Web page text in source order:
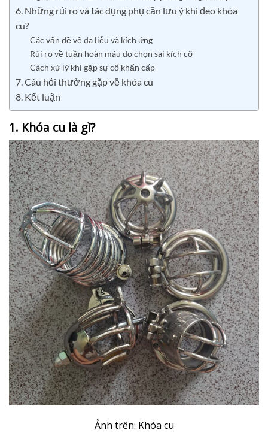
6. Những rủi ro và tác dụng phụ cần lưu ý khi đeo khóa
cu?
Các vấn đề về da liễu và kích ứng
Rủi ro về tuần hoàn máu do chọn sai kích cỡ
Cách xử lý khi gặp sự cố khẩn cấp
7. Câu hỏi thường gặp về khóa cu
8. Kết luận
1. Khóa cu là gì?
Ảnh trên: Khóa cu